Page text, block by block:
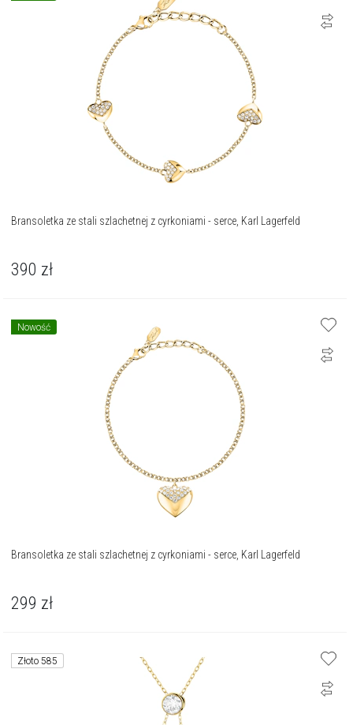
Bransoletka ze stali szlachetnej z cyrkoniami - serce, Karl Lagerfeld
390 zł
Nowość
Bransoletka ze stali szlachetnej z cyrkoniami - serce, Karl Lagerfeld
299 zł
Złoto 585